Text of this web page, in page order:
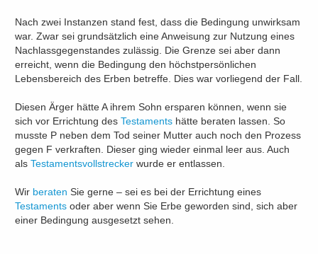
Nach zwei Instanzen stand fest, dass die Bedingung unwirksam
war. Zwar sei grundsätzlich eine Anweisung zur Nutzung eines
Nachlassgegenstandes zulässig. Die Grenze sei aber dann
erreicht, wenn die Bedingung den höchstpersönlichen
Lebensbereich des Erben betreffe. Dies war vorliegend der Fall.
Diesen Ärger hätte A ihrem Sohn ersparen können, wenn sie
sich vor Errichtung desTestaments hätte beraten lassen. So
musste P neben dem Tod seiner Mutter auch noch den Prozess
gegen F verkraften. Dieser ging wieder einmal leer aus. Auch
alsTestamentsvollstrecker wurde er entlassen.
Wir beraten Sie gerne – sei es bei der Errichtung eines
Testaments oder aber wenn Sie Erbe geworden sind, sich aber
einer Bedingung ausgesetzt sehen.